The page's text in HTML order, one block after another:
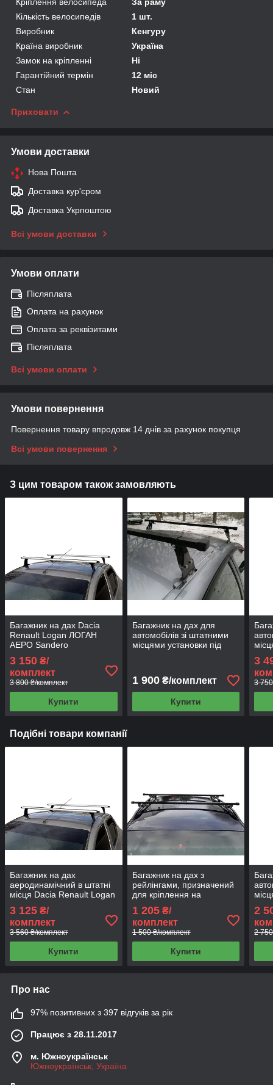
Кількість велосипедів
1 шт.
Виробник
Кенгуру
Країна виробник
Україна
Замок на кріпленні
Ні
Гарантійний термін
12 міс
Стан
Новий
Приховати
Умови доставки
Нова Пошта
Доставка кур'єром
Доставка Укрпоштою
Всі умови доставки
Умови оплати
Післяплата
Оплата на рахунок
Оплата за реквізитами
Післяплата
Всі умови оплати
Умови повернення
Повернення товару впродовж 14 днів за рахунок покупця
Всі умови повернення
З цим товаром також замовляють
Багажник на дах Dacia
Renault Logan ЛОГАН
АЕРО Sandero
3 150 ₴/
комплект
3 800 ₴/комплект
Купити
Багажник на дах для
автомобілів зі штатними
місцями установки під
1 900₴/комплект
Купити
3
3
Подібні товари компанії
Багажник на дах
аеродинамічний в штатні
місця Dacia Renault Logan
(ЛОГАН АЭРО 121 см)
3 125 ₴/
комплект
3 560 ₴/комплект
Купити
Багажник на дах з
рейлінгами, призначений
для кріплення на
рейлінги на даху
(РЕЙЛИНГ RB210R)
1 205₴/
комплект
1 500 ₴/комплект
Купити
2
2
Про нас
97% позитивних з 397 відгуків за рік
Працює з 28.11.2017
м. Южноукраїнськ
Южноукраїнськ, Україна